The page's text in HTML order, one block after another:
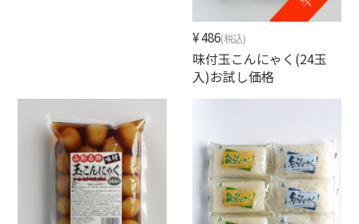
¥486(税込)
味付玉こんにゃく(24玉
入)お試し価格